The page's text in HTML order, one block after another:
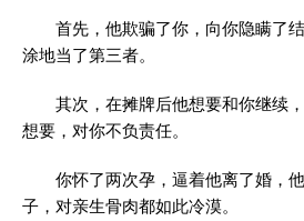
首先，他欺骗了你，向你隐瞒了
涂地当了第三者。
其次，在摊牌后他想要和你继续
想要，对你不负责任。
你怀了两次孕，逼着他离了婚，
子，对亲生骨肉都如此冷漠。